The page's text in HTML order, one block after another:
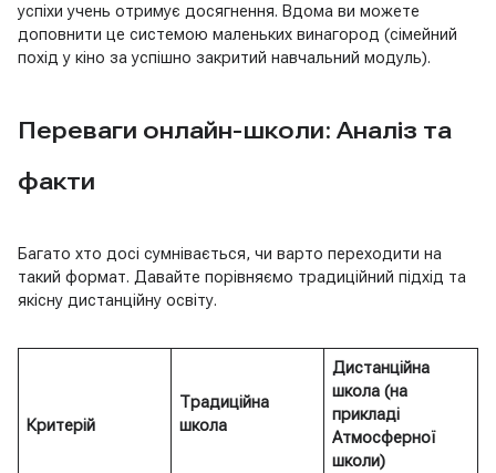
успіхи учень отримує досягнення. Вдома ви можете
доповнити це системою маленьких винагород (сімейний
похід у кіно за успішно закритий навчальний модуль).
Переваги онлайн-школи: Аналіз та
факти
Багато хто досі сумнівається, чи варто переходити на
такий формат. Давайте порівняємо традиційний підхід та
якісну дистанційну освіту.
Критерій
Традиційна
школа
Дистанційна
школа (на
прикладі
Атмосферної
школи)